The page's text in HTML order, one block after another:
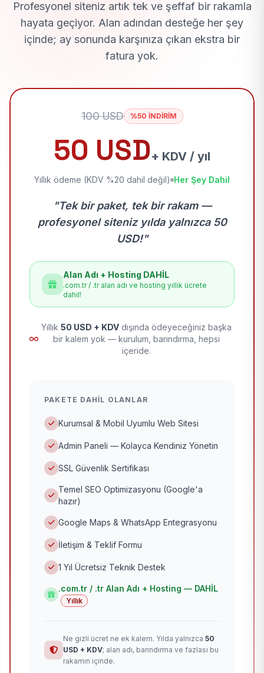
Profesyonel siteniz artık tek ve şeffaf bir rakamla
hayata geçiyor. Alan adından desteğe her şey
içinde; ay sonunda karşınıza çıkan ekstra bir
fatura yok.
100 USD %50 İNDİRİM
50 USD+ KDV / yıl
Yıllık ödeme (KDV %20 dahil değil) Her Şey Dahil
"Tek bir paket, tek bir rakam —
profesyonel siteniz yılda yalnızca 50
USD!"
Alan Adı + Hosting DAHİL
.com.tr / .tr alan adı ve hosting yıllık ücrete
dahil!
Yıllık 50 USD + KDV dışında ödeyeceğiniz başka
bir kalem yok — kurulum, barındırma, hepsi
içeride.
PAKETE DAHIL OLANLAR
Kurumsal & Mobil Uyumlu Web Sitesi
Admin Paneli — Kolayca Kendiniz Yönetin
SSL Güvenlik Sertifikası
Temel SEO Optimizasyonu (Google'a
hazır)
Google Maps & WhatsApp Entegrasyonu
İletişim & Teklif Formu
1 Yıl Ücretsiz Teknik Destek
.com.tr / .tr Alan Adı + Hosting — DAHİL
Yıllık
Ne gizli ücret ne ek kalem. Yılda yalnızca 50
USD + KDV; alan adı, barındırma ve fazlası bu
rakamın içinde.